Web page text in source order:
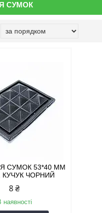
СУМОК
СУМОК 53*40 ММ
КУЧУК ЧОРНИЙ
8 ₴
наявності